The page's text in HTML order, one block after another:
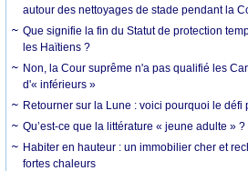
autour des nettoyages de stade pendant la
Que signifie la fin du Statut de protection
les Haïtiens ?
Non, la Cour suprême n'a pas qualifié les
d'« inférieurs »
Retourner sur la Lune : voici pourquoi le défi
Qu’est-ce que la littérature « jeune adulte » ?
Habiter en hauteur : un immobilier cher et
fortes chaleurs